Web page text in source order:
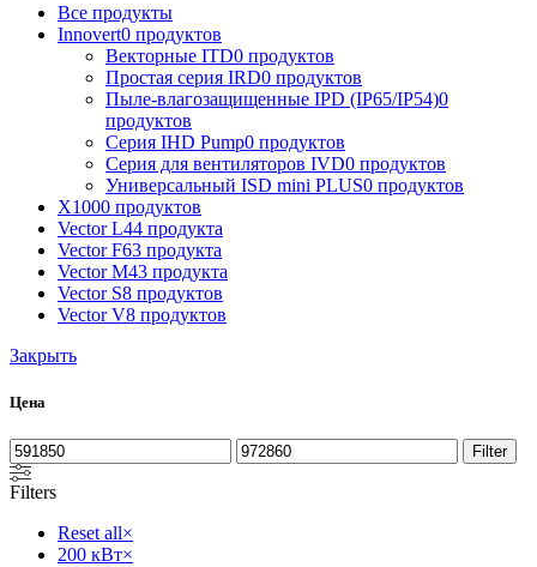
Все продукты
Innovert0 продуктов
Векторные ITD0 продуктов
Простая серия IRD0 продуктов
Пыле-влагозащищенные IPD (IP65/IP54)0
продуктов
Серия IHD Pump0 продуктов
Серия для вентиляторов IVD0 продуктов
Универсальный ISD mini PLUS0 продуктов
X1000 продуктов
Vector L44 продукта
Vector F63 продукта
Vector M43 продукта
Vector S8 продуктов
Vector V8 продуктов
Закрыть
Цена
Filter
Filters
Reset all×
200 кВт×